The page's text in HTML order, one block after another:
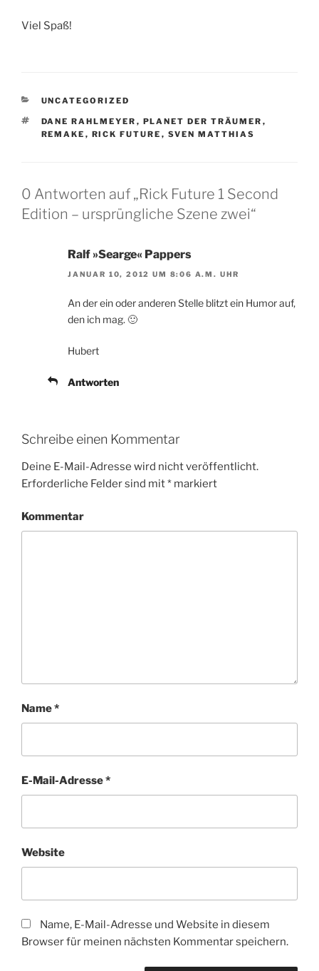
Viel Spaß!
KATEGORIEN
UNCATEGORIZED
SCHLAGWÖRTER
DANE RAHLMEYER , PLANET DER TRÄUMER ,
REMAKE , RICK FUTURE , SVEN MATTHIAS
0 Antworten auf „Rick Future 1 Second
Edition – ursprüngliche Szene zwei“
Ralf »Searge« Pappers
JANUAR 10, 2012 UM 8:06 A.M. UHR
An der ein oder anderen Stelle blitzt ein Humor auf,
den ich mag. 🙂
Hubert
Antworten
Schreibe einen Kommentar
Deine E-Mail-Adresse wird nicht veröffentlicht.
Erforderliche Felder sind mit* markiert
Kommentar
Name*
E-Mail-Adresse*
Website
Name, E-Mail-Adresse und Website in diesem
Browser für meinen nächsten Kommentar speichern.